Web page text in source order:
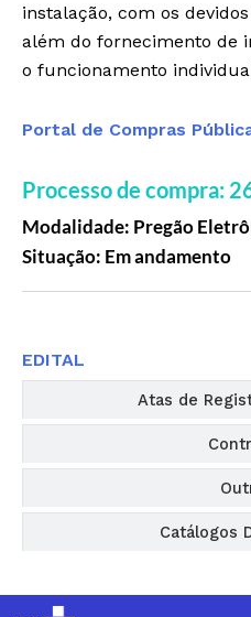
instalação, com os
além do fornecimento de
o funcionamento
Portal de Compras
Processo de compra:
Modalidade: Pregão
Situação: Em andamento
Atas de
Catálogos
EDITAL